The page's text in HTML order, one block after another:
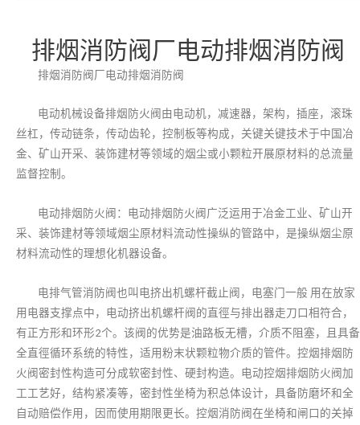
排烟消防阀厂电动排烟消防阀
排烟消防阀厂电动排烟消防阀
电动机械设备排烟防火阀由电动机，减速器，架构，插座，滚珠
丝杠，传动链条，传动齿轮，控制板等构成，关键关键技术于中国冶
金、矿山开采、装饰建材等领域的烟尘或小颗粒开展原材料的总流量
监督控制。
电动排烟防火阀：电动排烟防火阀广泛运用于冶金工业、矿山开
采、装饰建材等领域烟尘原材料流动性操纵的管路中，是操纵烟尘原
材料流动性的理想化机器设备。
电排气管消防阀也叫电挤出机螺杆截止阀，电塞门一般 用在放家
用电器支撑点中，电动挤出机螺杆阀的直徑与排出器走刀口相符合，
有正方形和环形2个。该阀的优势是油路板无槽，介质不阻塞，且具备
全直徑循环系统的特性，适用粉末状颗粒物介质的管件。控烟排烟防
火阀密封性构造可分成软密封性、硬封构造。电动控烟排烟防火阀加
工工艺好，结构紧凑等，密封性坐椅为积总体设计，具备防磨坏和全
自动赔偿作用，因而使用期限更长。控烟消防阀在坐椅和闸口的关掉